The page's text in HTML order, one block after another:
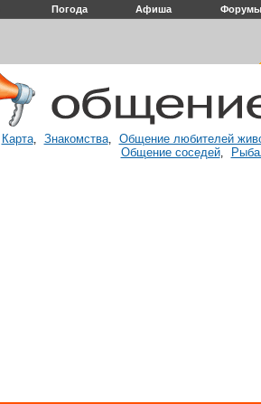
Погода Афиша Форумы
Карта, Знакомства, Общение любителей
Общение соседей,